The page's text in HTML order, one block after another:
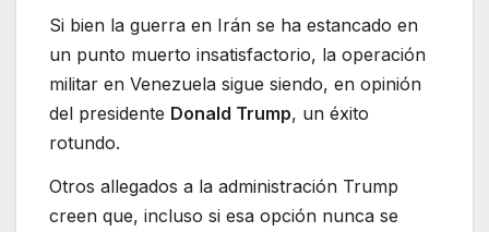
Si bien la guerra en Irán se ha estancado en
un punto muerto insatisfactorio, la operación
militar en Venezuela sigue siendo, en opinión
del presidente Donald Trump, un éxito
rotundo.
Otros allegados a la administración Trump
creen que, incluso si esa opción nunca se